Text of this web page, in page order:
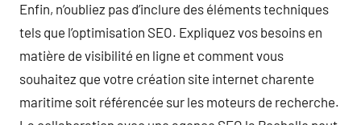
Enfin, n’oubliez pas d’inclure des éléments techniques
tels que l’optimisation SEO. Expliquez vos besoins en
matière de visibilité en ligne et comment vous
souhaitez que votre création site internet charente
maritime soit référencée sur les moteurs de recherche.